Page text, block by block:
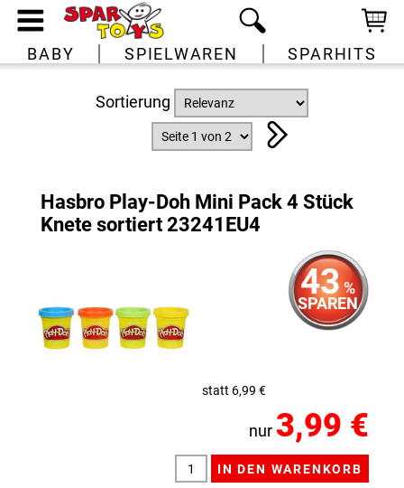
BABY SPIELWAREN SPARHITS
Sortierung
Hasbro Play-Doh Mini Pack 4 Stück
Knete sortiert 23241EU4
43 %
SPAREN
statt 6,99 €
nur3,99 €